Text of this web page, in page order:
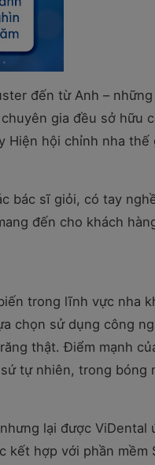
đến từ Anh –
gia đều sở hữu
Hiện hội chỉnh nha thế
bác sĩ giỏi, có tay
đến cho khách
trong lĩnh vực nha
chọn sử dụng công
thật. Điểm mạnh
tự nhiên, trong bóng
lại được ViDental
kết hợp với phần mềm